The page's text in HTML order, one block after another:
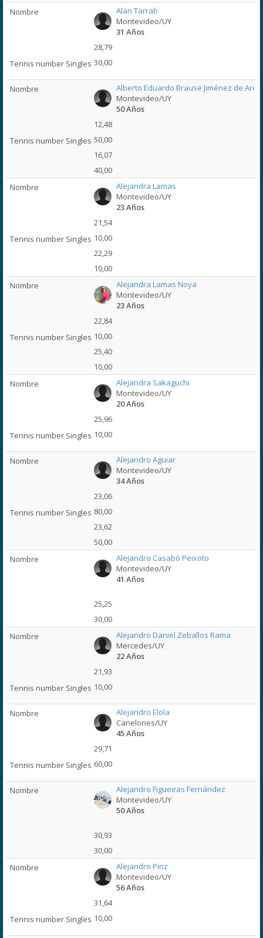
Alan Tarrab
Montevideo/UY
31 Años
28,79
30,00
Alberto Eduardo Brause Jiménez de
Montevideo/UY
50 Años
12,48
50,00
16,07
40,00
Alejandra Lamas
Montevideo/UY
23 Años
21,54
10,00
22,29
10,00
Alejandra Lamas Noya
Montevideo/UY
23 Años
22,84
10,00
25,40
10,00
Alejandra Sakaguchi
Montevideo/UY
20 Años
25,96
10,00
Alejandro Aguiar
Montevideo/UY
34 Años
23,06
80,00
23,62
50,00
Alejandro Casabó Peixoto
Montevideo/UY
41 Años
25,25
30,00
Alejandro Daniel Zeballos Rama
Mercedes/UY
22 Años
21,93
10,00
Alejandro Elola
Canelones/UY
45 Años
29,71
60,00
Alejandro Figueiras Fernández
Montevideo/UY
50 Años
30,93
30,00
Alejandro Piriz
Montevideo/UY
56 Años
31,64
10,00